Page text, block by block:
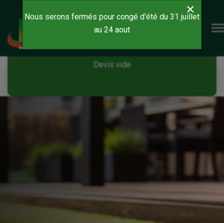
Devis vide
Devis vide
×
Nous serons fermés pour congé d'été du 31 juillet
au 24 aout